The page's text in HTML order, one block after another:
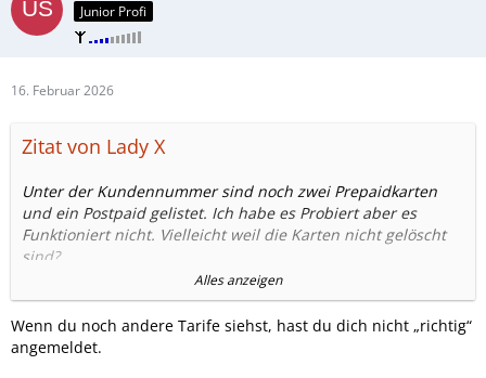
Junior Profi
16. Februar 2026
Zitat von Lady X
Unter der Kundennummer sind noch zwei Prepaidkarten
und ein Postpaid gelistet. Ich habe es Probiert aber es
Funktioniert nicht. Vielleicht weil die Karten nicht gelöscht
sind?
Bisher hatte ich nur Ärger, da ich durch die Aktion nur
erreichte das ich mir Neue Passworte ausdenken musste da
meines angeblich falsch war, simmt aber nicht. Aber ohne
Alles anzeigen
Wenn du noch andere Tarife siehst, hast du dich nicht „richtig“
angemeldet.